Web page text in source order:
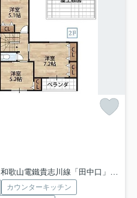
和歌山電鐵貴志川線「田中口」駅 徒歩12分
カウンターキッチン